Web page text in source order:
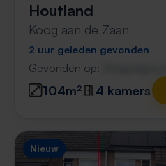
Houtland
Koog aan de Zaan
2 uur geleden gevonden
Gevonden op:
104m² 4 kamers
Nieuw